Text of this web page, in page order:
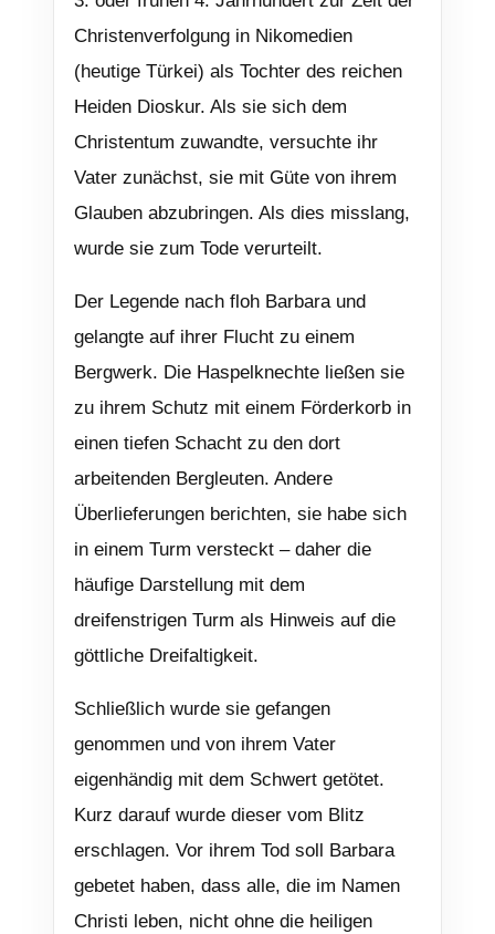
Christenverfolgung in Nikomedien
(heutige Türkei) als Tochter des reichen
Heiden Dioskur. Als sie sich dem
Christentum zuwandte, versuchte ihr
Vater zunächst, sie mit Güte von ihrem
Glauben abzubringen. Als dies misslang,
wurde sie zum Tode verurteilt.
Der Legende nach floh Barbara und
gelangte auf ihrer Flucht zu einem
Bergwerk. Die Haspelknechte ließen sie
zu ihrem Schutz mit einem Förderkorb in
einen tiefen Schacht zu den dort
arbeitenden Bergleuten. Andere
Überlieferungen berichten, sie habe sich
in einem Turm versteckt – daher die
häufige Darstellung mit dem
dreifenstrigen Turm als Hinweis auf die
göttliche Dreifaltigkeit.
Schließlich wurde sie gefangen
genommen und von ihrem Vater
eigenhändig mit dem Schwert getötet.
Kurz darauf wurde dieser vom Blitz
erschlagen. Vor ihrem Tod soll Barbara
gebetet haben, dass alle, die im Namen
Christi leben, nicht ohne die heiligen